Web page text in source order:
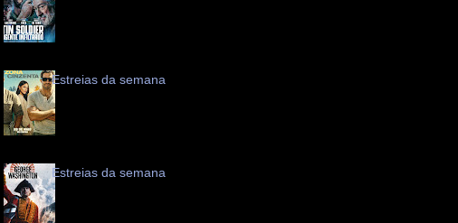
Estreias da semana
Estreias da semana